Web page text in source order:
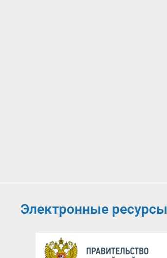
Электронные ресурсы